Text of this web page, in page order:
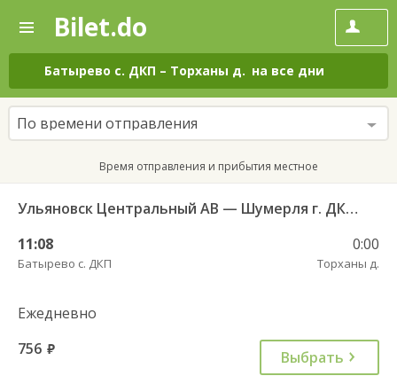
—
Поиск
и
покупка
билетов
на
автобус
онлайн
Bilet.do
Батырево с. ДКП – Торханы д. на все дни
По времени отправления
Время отправления и прибытия местное
Ульяновск Центральный АВ — Шумерля г. ДКП 724
11:08
Батырево с. ДКП
0:00
Торханы д.
Ежедневно
756 руб. Выбрать